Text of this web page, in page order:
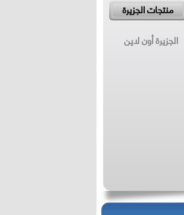
منتجات الجزيرة
الجزيرة أون لاين